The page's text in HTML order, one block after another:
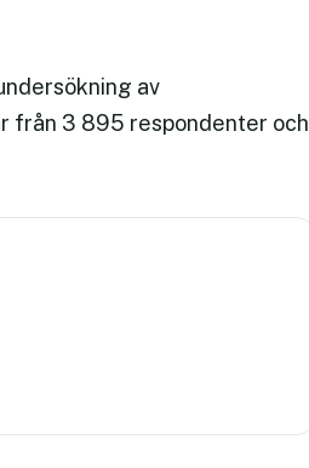
av
från 3 895 respondenter och